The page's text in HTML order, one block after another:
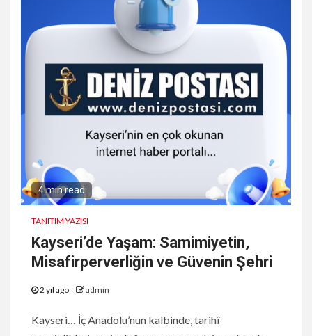
4 min read
TANITIM YAZISI
Kayseri’de Yaşam: Samimiyetin,
Misafirperverliğin ve Güvenin Şehri
2 yıl ago admin
Kayseri… İç Anadolu’nun kalbinde, tarihî